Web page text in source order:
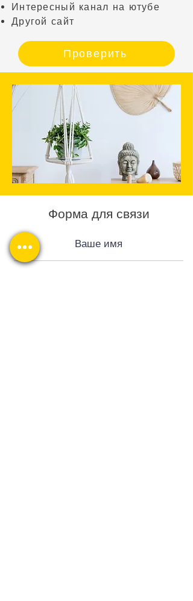
Интересный канал на ютубе
Другой сайт
Проверить
Форма для связи